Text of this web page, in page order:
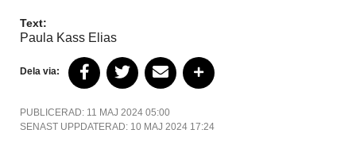
Text:
Paula Kass Elias
Dela via:
PUBLICERAD: 11 MAJ 2024 05:00
SENAST UPPDATERAD: 10 MAJ 2024 17:24